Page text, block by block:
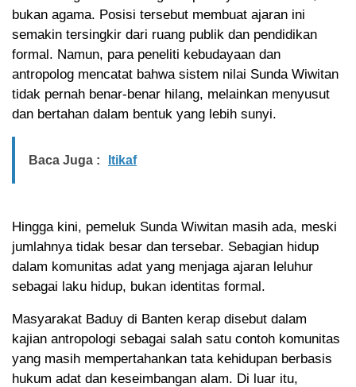
bukan agama. Posisi tersebut membuat ajaran ini
semakin tersingkir dari ruang publik dan pendidikan
formal. Namun, para peneliti kebudayaan dan
antropolog mencatat bahwa sistem nilai Sunda Wiwitan
tidak pernah benar-benar hilang, melainkan menyusut
dan bertahan dalam bentuk yang lebih sunyi.
Baca Juga : Itikaf
Hingga kini, pemeluk Sunda Wiwitan masih ada, meski
jumlahnya tidak besar dan tersebar. Sebagian hidup
dalam komunitas adat yang menjaga ajaran leluhur
sebagai laku hidup, bukan identitas formal.
Masyarakat Baduy di Banten kerap disebut dalam
kajian antropologi sebagai salah satu contoh komunitas
yang masih mempertahankan tata kehidupan berbasis
hukum adat dan keseimbangan alam. Di luar itu,